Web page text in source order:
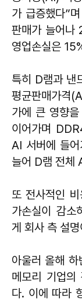
가 급증했다”
판매가 늘어나
영업손실은
특히 D램과 낸
평균판매가격
가에 큰 영향
이어가며
AI 서버에 들
늘어 D램 전체
또 전사적인
가손실이 감소
게 회사 측 설
아울러 올해
메모리 기업의
다. 이에 따라